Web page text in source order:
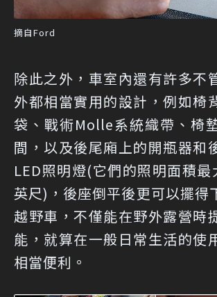
摘自Ford
除此之外，車室內還有許多不
外都相當實用的設計，例如椅
袋、戰術Molle系統織帶、椅
間，以及後尾廂上的開瓶器和
LED照明燈(它們的照明面積最
英尺)，後座倒平後更可以擺得
越野車，不僅能在野外露營時
能，就算在一般日常生活的使
相當便利。